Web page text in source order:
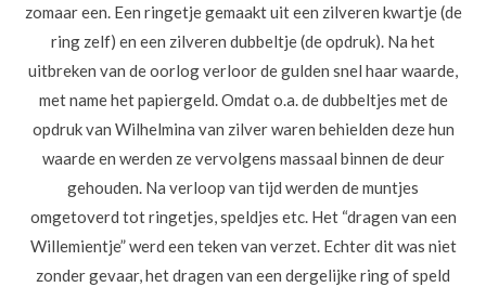
zomaar een. Een ringetje gemaakt uit een zilveren kwartje (de
ring zelf) en een zilveren dubbeltje (de opdruk). Na het
uitbreken van de oorlog verloor de gulden snel haar waarde,
met name het papiergeld. Omdat o.a. de dubbeltjes met de
opdruk van Wilhelmina van zilver waren behielden deze hun
waarde en werden ze vervolgens massaal binnen de deur
gehouden. Na verloop van tijd werden de muntjes
omgetoverd tot ringetjes, speldjes etc. Het “dragen van een
Willemientje” werd een teken van verzet. Echter dit was niet
zonder gevaar, het dragen van een dergelijke ring of speld